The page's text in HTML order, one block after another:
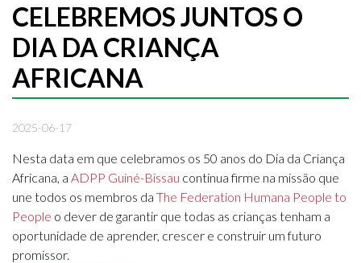
CELEBREMOS JUNTOS O
DIA DA CRIANÇA
AFRICANA
2025-06-17
Nesta data em que celebramos os 50 anos do Dia da Criança
Africana, a ADPP Guiné-Bissau continua firme na missão que
une todos os membros da The Federation Humana People to
People o dever de garantir que todas as crianças tenham a
oportunidade de aprender, crescer e construir um futuro
promissor.